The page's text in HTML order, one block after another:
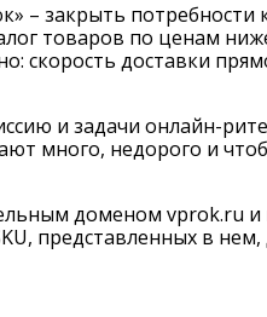
– закрыть потребности
товаров по ценам
скорость доставки
и задачи онлайн-
много, недорого и
доменом vprok.ru
представленных в нем,